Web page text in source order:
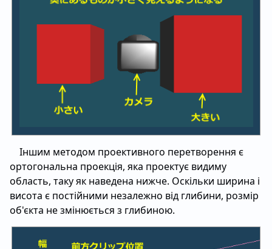
Іншим методом проективного перетворення є
ортогональна проекція, яка проектує видиму
область, таку як наведена нижче. Оскільки ширина і
висота є постійними незалежно від глибини, розмір
об'єкта не змінюється з глибиною.